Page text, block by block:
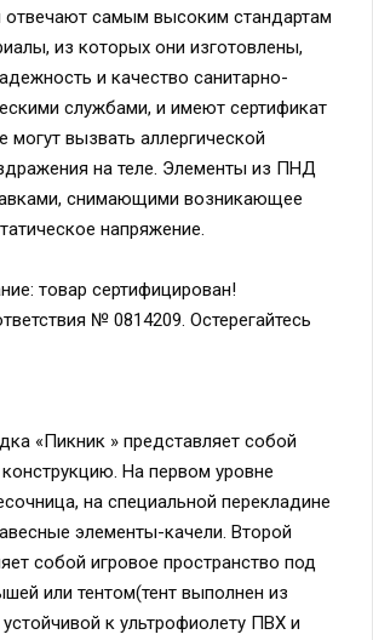
отвечают самым высоким стандартам
из которых они изготовлены,
и качество санитарно-
службами, и имеют сертификат
могут вызвать аллергической
на теле. Элементы из ПНД
снимающими возникающее
напряжение.
товар сертифицирован!
№ 0814209. Остерегайтесь
«Пикник » представляет собой
На первом уровне
на специальной перекладине
элементы-качели. Второй
собой игровое пространство под
или тентом(тент выполнен из
к ультрофиолету ПВХ и